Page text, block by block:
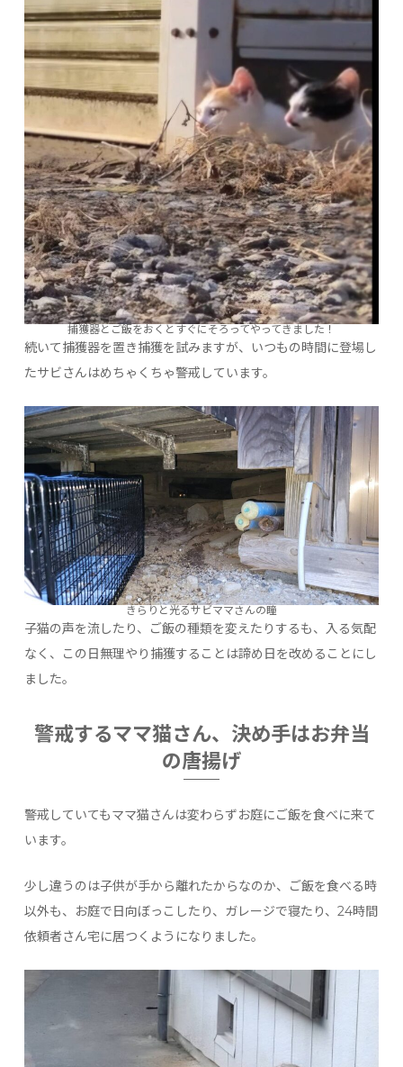
捕獲器とご飯をおくとすぐにそろってやってきました！
続いて捕獲器を置き捕獲を試みますが、いつもの時間に登場し
たサビさんはめちゃくちゃ警戒しています。
きらりと光るサビママさんの瞳
子猫の声を流したり、ご飯の種類を変えたりするも、入る気配
なく、この日無理やり捕獲することは諦め日を改めることにし
ました。
警戒するママ猫さん、決め手はお弁当
の唐揚げ
警戒していてもママ猫さんは変わらずお庭にご飯を食べに来て
います。
少し違うのは子供が手から離れたからなのか、ご飯を食べる時
以外も、お庭で日向ぼっこしたり、ガレージで寝たり、24時間
依頼者さん宅に居つくようになりました。